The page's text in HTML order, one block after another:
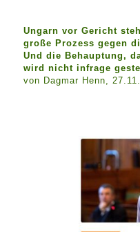
Ungarn vor Gericht
große Prozess gegen
Und die Behauptung,
wird nicht infrage
von Dagmar Henn,